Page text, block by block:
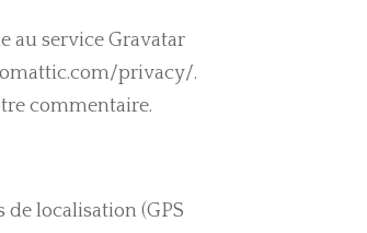
au service Gravatar
privacy/.
commentaire.
de localisation (GPS